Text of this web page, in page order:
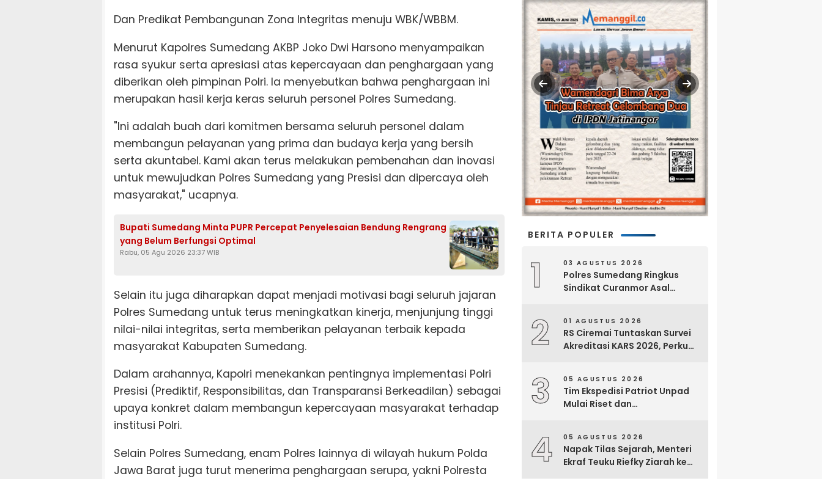
Dan Predikat Pembangunan Zona Integritas menuju WBK/WBBM.
Menurut Kapolres Sumedang AKBP Joko Dwi Harsono menyampaikan
rasa syukur serta apresiasi atas kepercayaan dan penghargaan yang
diberikan oleh pimpinan Polri. Ia menyebutkan bahwa penghargaan ini
merupakan hasil kerja keras seluruh personel Polres Sumedang.
"Ini adalah buah dari komitmen bersama seluruh personel dalam
membangun pelayanan yang prima dan budaya kerja yang bersih
serta akuntabel. Kami akan terus melakukan pembenahan dan inovasi
untuk mewujudkan Polres Sumedang yang Presisi dan dipercaya oleh
masyarakat," ucapnya.
Bupati Sumedang Minta PUPR Percepat Penyelesaian Bendung Rengrang
yang Belum Berfungsi Optimal
Rabu, 05 Agu 2026 23:37 WIB
Selain itu juga diharapkan dapat menjadi motivasi bagi seluruh jajaran
Polres Sumedang untuk terus meningkatkan kinerja, menjunjung tinggi
nilai-nilai integritas, serta memberikan pelayanan terbaik kepada
masyarakat Kabupaten Sumedang.
Dalam arahannya, Kapolri menekankan pentingnya implementasi Polri
Presisi (Prediktif, Responsibilitas, dan Transparansi Berkeadilan) sebagai
upaya konkret dalam membangun kepercayaan masyarakat terhadap
institusi Polri.
Selain Polres Sumedang, enam Polres lainnya di wilayah hukum Polda
Jawa Barat juga turut menerima penghargaan serupa, yakni Polresta
BERITA POPULER
1 03 AGUSTUS 2026
Polres Sumedang Ringkus
Sindikat Curanmor Asal
2 01 AGUSTUS 2026
RS Ciremai Tuntaskan Survei
Akreditasi KARS 2026, Perkuat
3 05 AGUSTUS 2026
Tim Ekspedisi Patriot Unpad
Mulai Riset dan
Tomage, Fakfak
4 05 AGUSTUS 2026
Napak Tilas Sejarah, Menteri
Ekraf Teuku Riefky Ziarah ke